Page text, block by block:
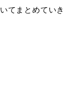
てまとめていき